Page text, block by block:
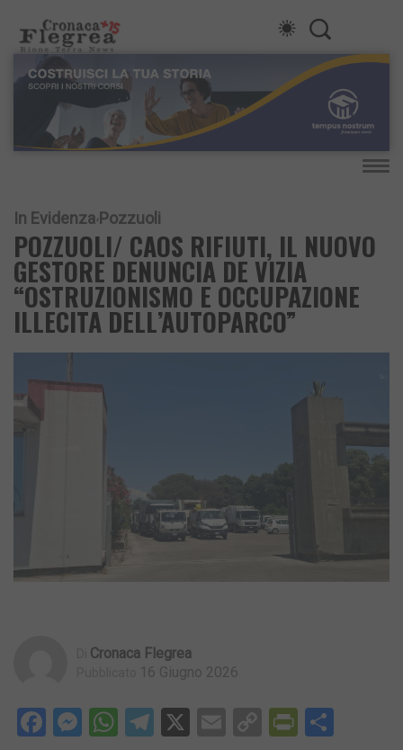
In Evidenza Pozzuoli
POZZUOLI/ CAOS RIFIUTI, IL NUOVO
GESTORE DENUNCIA DE VIZIA
“OSTRUZIONISMO E OCCUPAZIONE
ILLECITA DELL’AUTOPARCO”
Cronaca Flegrea
16 Giugno 2026
Facebook
Messenger
WhatsApp
Telegram
X EmailCopy